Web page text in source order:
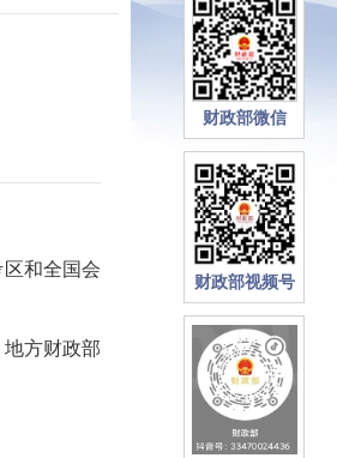
和全国会
方财政部
财政部微信
财政部视频号